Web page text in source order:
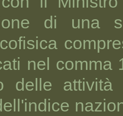
di una
nel comma
delle attività